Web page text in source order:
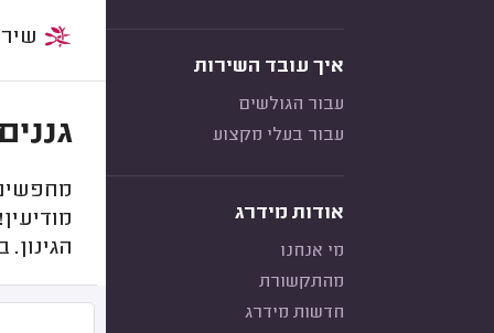
איך עובד השירות
עבור הגולשים
עבור בעלי מקצוע
אודות מידרג
מי אנחנו
מהתקשורת
חדשות מידרג
מחפשים